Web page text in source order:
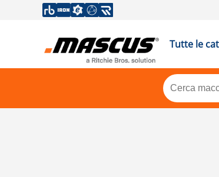
Tutte le